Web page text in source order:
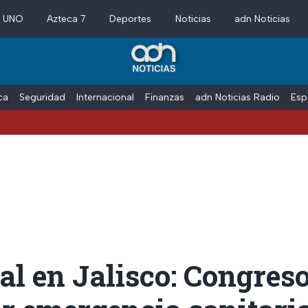
Azteca 7 Deportes Noticias adn Noticias
Seguridad Internacional Finanzas adn Noticias Radio
en Jalisco: